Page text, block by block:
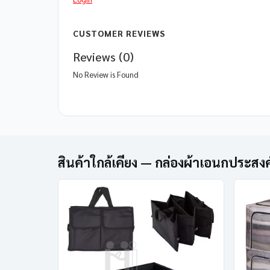
CUSTOMER REVIEWS
Reviews (0)
No Review is Found
สินค้าใกล้เคียง — กล่องผ้าเอนกประสง